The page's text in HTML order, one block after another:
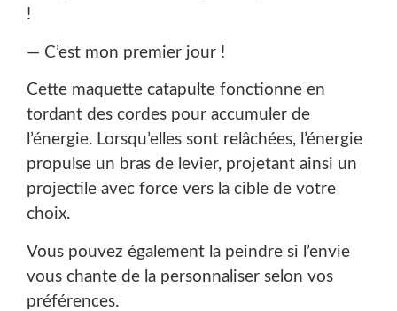
!
— C’est mon premier jour !
Cette maquette catapulte fonctionne en
tordant des cordes pour accumuler de
l’énergie. Lorsqu’elles sont relâchées, l’énergie
propulse un bras de levier, projetant ainsi un
projectile avec force vers la cible de votre
choix.
Vous pouvez également la peindre si l’envie
vous chante de la personnaliser selon vos
préférences.